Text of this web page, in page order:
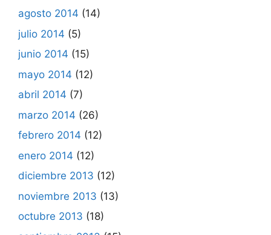
agosto 2014 (14)
julio 2014 (5)
junio 2014 (15)
mayo 2014 (12)
abril 2014 (7)
marzo 2014 (26)
febrero 2014 (12)
enero 2014 (12)
diciembre 2013 (12)
noviembre 2013 (13)
octubre 2013 (18)